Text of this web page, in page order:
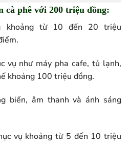
cà phê với 200 triệu đồng:
khoảng từ 10 đến 20 triệu
vụ như máy pha cafe, tủ lạnh,
khoảng 100 triệu đồng.
biển, âm thanh và ánh sáng
vụ khoảng từ 5 đến 10 triệu